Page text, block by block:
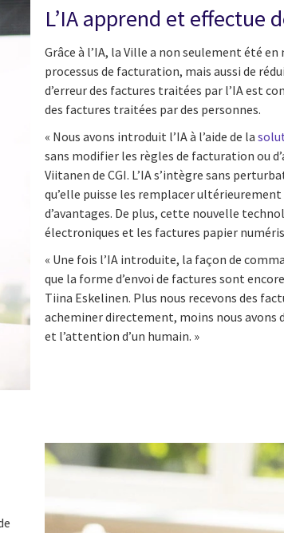
L’IA apprend et effectue
Grâce à l’IA, la Ville a non seulement été
processus de facturation, mais aussi de
d’erreur des factures traitées par l’IA est
des factures traitées par des personnes.
« Nous avons introduit l’IA à l’aide de la
sans modifier les règles de facturation ou
Viitanen de CGI. L’IA s’intègre sans
qu’elle puisse les remplacer
d’avantages. De plus, cette nouvelle
électroniques et les factures papier
« Une fois l’IA introduite, la façon de
que la forme d’envoi de factures sont
Tiina Eskelinen. Plus nous recevons des
acheminer directement, moins nous avons
et l’attention d’un humain. »